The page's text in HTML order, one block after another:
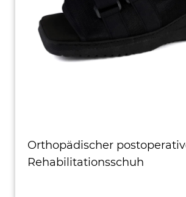
Orthopädischer
Rehabilitationsschuh